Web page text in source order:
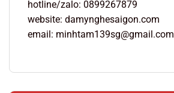
hotline/zalo: 0899267879
website: damynghesaigon.com
email: minhtam139sg@gmail.com